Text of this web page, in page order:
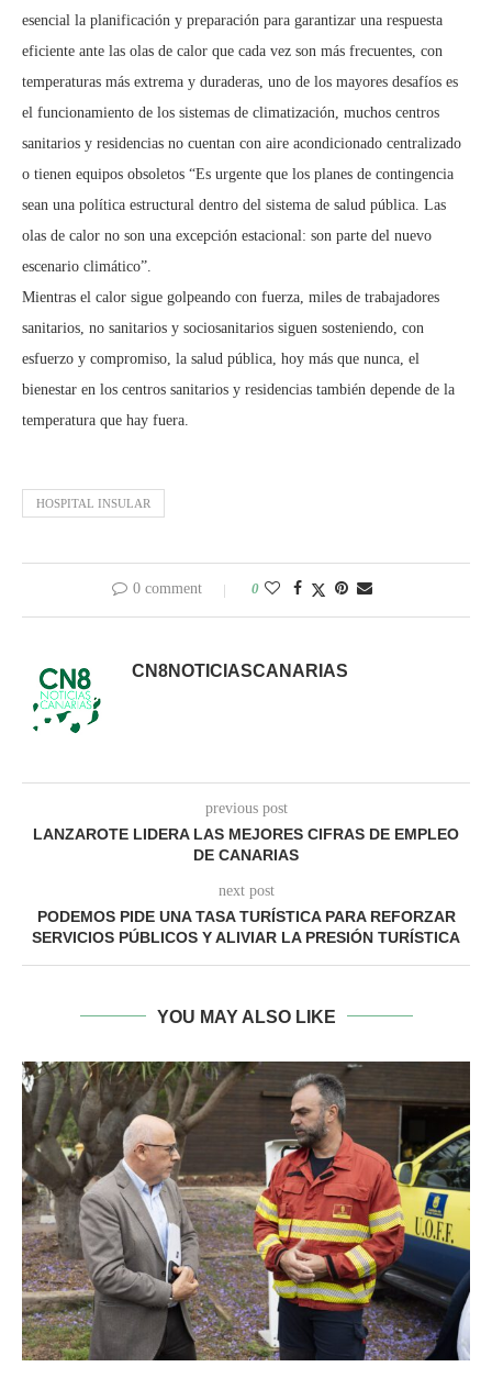
esencial la planificación y preparación para garantizar una respuesta
eficiente ante las olas de calor que cada vez son más frecuentes, con
temperaturas más extrema y duraderas, uno de los mayores desafíos es
el funcionamiento de los sistemas de climatización, muchos centros
sanitarios y residencias no cuentan con aire acondicionado centralizado
o tienen equipos obsoletos “Es urgente que los planes de contingencia
sean una política estructural dentro del sistema de salud pública. Las
olas de calor no son una excepción estacional: son parte del nuevo
escenario climático”.
Mientras el calor sigue golpeando con fuerza, miles de trabajadores
sanitarios, no sanitarios y sociosanitarios siguen sosteniendo, con
esfuerzo y compromiso, la salud pública, hoy más que nunca, el
bienestar en los centros sanitarios y residencias también depende de la
temperatura que hay fuera.
HOSPITAL INSULAR
0 comment 0
CN8NOTICIASCANARIAS
previous post
LANZAROTE LIDERA LAS MEJORES CIFRAS DE EMPLEO
DE CANARIAS
next post
PODEMOS PIDE UNA TASA TURÍSTICA PARA REFORZAR
SERVICIOS PÚBLICOS Y ALIVIAR LA PRESIÓN TURÍSTICA
YOU MAY ALSO LIKE